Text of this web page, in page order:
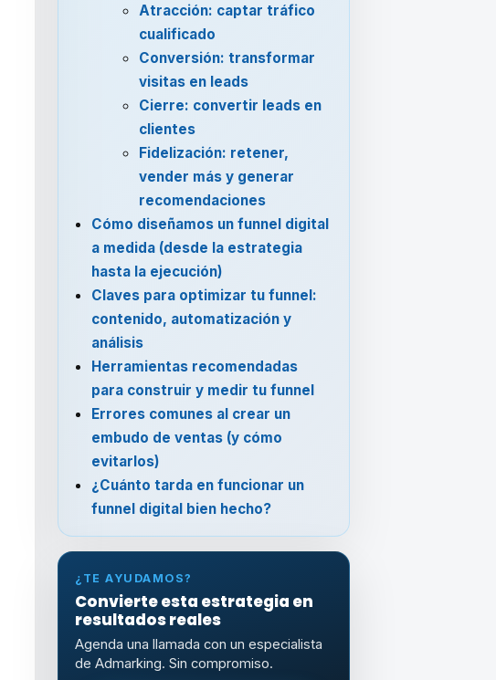
Atracción: captar tráfico
cualificado
Conversión: transformar
visitas en leads
Cierre: convertir leads en
clientes
Fidelización: retener,
vender más y generar
recomendaciones
Cómo diseñamos un funnel digital
a medida (desde la estrategia
hasta la ejecución)
Claves para optimizar tu funnel:
contenido, automatización y
análisis
Herramientas recomendadas
para construir y medir tu funnel
Errores comunes al crear un
embudo de ventas (y cómo
evitarlos)
¿Cuánto tarda en funcionar un
funnel digital bien hecho?
¿TE AYUDAMOS?
Convierte esta estrategia en
resultados reales
Agenda una llamada con un especialista
de Admarking. Sin compromiso.